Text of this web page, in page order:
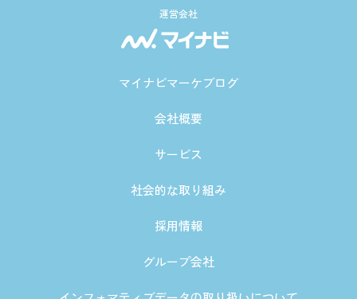
運営会社
マイナビマーケブログ
会社概要
サービス
社会的な取り組み
採用情報
グループ会社